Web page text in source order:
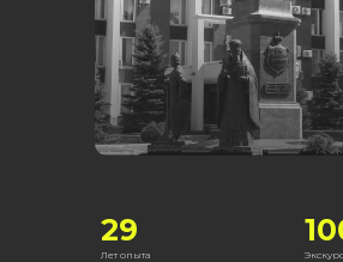
Лет опыта
29